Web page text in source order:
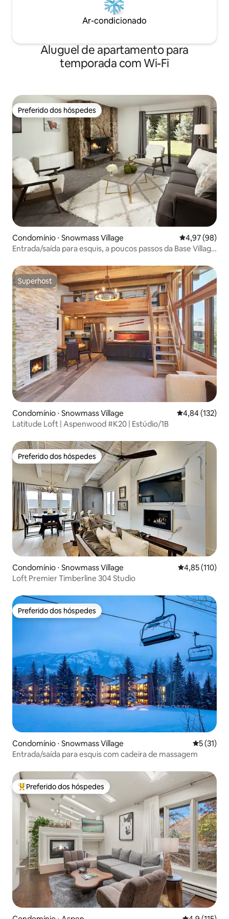
Ar-condicionado
Aluguel de apartamento para
temporada com Wi-Fi
Preferido dos hóspedes
Preferido dos hóspedes
Condomínio ⋅ Snowmass Village 4,97 de uma
4,97 (98)
Entrada/saída para esquis, a poucos passos da Base Village
Superhost
Superhost
Condomínio ⋅ Snowmass Village 4,84 de uma
4,84 (132)
Latitude Loft | Aspenwood #K20 | Estúdio/1B
Preferido dos hóspedes
Preferido dos hóspedes
Condomínio ⋅ Snowmass Village 4,85 de uma
4,85 (110)
Loft Premier Timberline 304 Studio
Preferido dos hóspedes
Preferido dos hóspedes
Condomínio ⋅ Snowmass Village 5 de uma
5 (31)
Entrada/saída para esquis com cadeira de massagem
Entre os melhores preferidos dos hóspedes
Preferido dos hóspedes